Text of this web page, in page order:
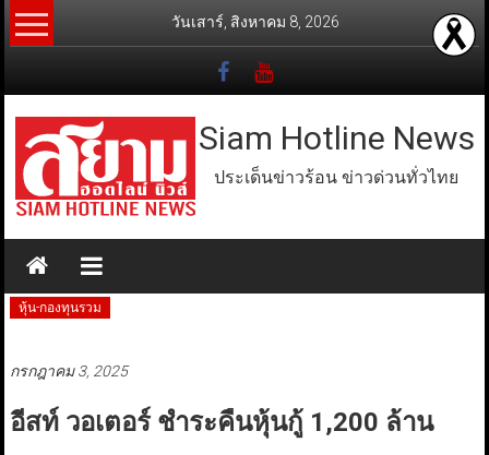
Skip
to
วันเสาร์, สิงหาคม 8, 2026
Siam Hotline News
ประเด็นข่าวร้อน ข่าวด่วนทั่วไทย
หุ้น-กองทุนรวม
กรกฎาคม 3, 2025
อีสท์ วอเตอร์ ชำระคืนหุ้นกู้ 1,200 ล้าน